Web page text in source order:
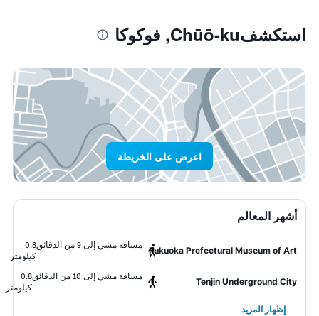
استكشفChūō-ku, فوكوكا
اعرض على الخريطة
أشهر المعالم
Fukuoka Prefectural Museum of Art
مسافة مشي إلى 9 من الدقائق
0.8
كيلومتر
Tenjin Underground City
مسافة مشي إلى 10 من الدقائق
0.8
كيلومتر
إظهار المزيد